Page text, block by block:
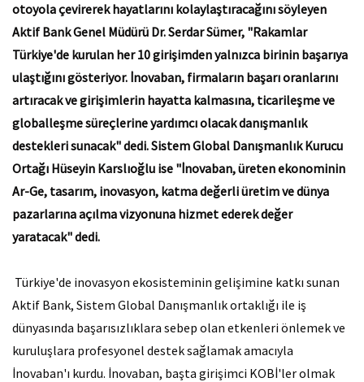
otoyola çevirerek hayatlarını kolaylaştıracağını söyleyen
Aktif Bank Genel Müdürü Dr. Serdar Sümer, "Rakamlar
Türkiye'de kurulan her 10 girişimden yalnızca birinin başarıya
ulaştığını gösteriyor. İnovaban, firmaların başarı oranlarını
artıracak ve girişimlerin hayatta kalmasına, ticarileşme ve
globalleşme süreçlerine yardımcı olacak danışmanlık
destekleri sunacak" dedi. Sistem Global Danışmanlık Kurucu
Ortağı Hüseyin Karslıoğlu ise "İnovaban, üreten ekonominin
Ar-Ge, tasarım, inovasyon, katma değerli üretim ve dünya
pazarlarına açılma vizyonuna hizmet ederek değer
yaratacak" dedi.
Türkiye'de inovasyon ekosisteminin gelişimine katkı sunan
Aktif Bank, Sistem Global Danışmanlık ortaklığı ile iş
dünyasında başarısızlıklara sebep olan etkenleri önlemek ve
kuruluşlara profesyonel destek sağlamak amacıyla
İnovaban'ı kurdu. İnovaban, başta girişimci KOBİ'ler olmak